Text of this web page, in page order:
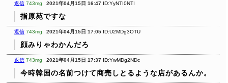
返信 743mg 2021年04月15日 16:47 ID:YyNTI0NTI
指原苑ですな
返信 743mg 2021年04月15日 17:05 ID:U2MDg3OTU
顔みりゃわかんだろ
返信 743mg 2021年04月15日 17:37 ID:YwMDg2NDc
今時韓国の名前つけて商売しとるような店があるんか。